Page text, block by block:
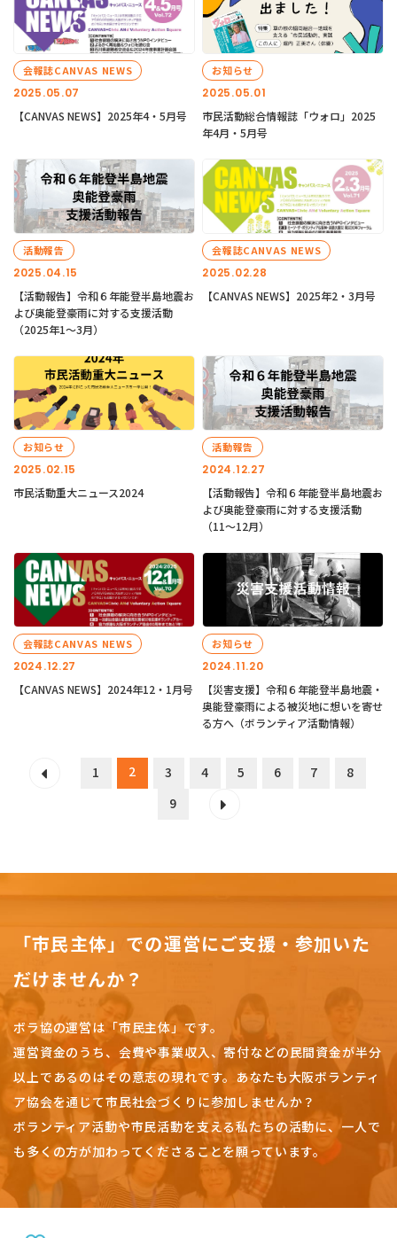
2025.05.07
会報誌CANVAS NEWS
【CANVAS NEWS】2025年4・5月号
2025.05.01
お知らせ
市民活動総合情報誌「ウォロ」2025
年4月・5月号
2025.04.15
活動報告
【活動報告】令和６年能登半島地震お
よび奥能登豪雨に対する支援活動
（2025年1〜3月）
2025.02.28
会報誌CANVAS NEWS
【CANVAS NEWS】2025年2・3月号
2025.02.15
お知らせ
市民活動重大ニュース2024
2024.12.27
活動報告
【活動報告】令和６年能登半島地震お
よび奥能登豪雨に対する支援活動
（11〜12月）
2024.12.27
会報誌CANVAS NEWS
【CANVAS NEWS】2024年12・1月号
2024.11.20
お知らせ
【災害支援】令和６年能登半島地震・
奥能登豪雨による被災地に想いを寄せ
る方へ（ボランティア活動情報）
1 2 3 4 5 6 7
8
9
「市民主体」での運営にご支援・参加いた
だけませんか？
ボラ協の運営は「市民主体」です。
運営資金のうち、会費や事業収入、寄付などの民間資金が半分
以上であるのはその意志の現れです。 あなたも大阪ボランティ
ア協会を通じて市民社会づくりに参加しませんか？
ボランティア活動や市民活動を支える私たちの活動に、一人で
も多くの方が加わってくださることを願っています。